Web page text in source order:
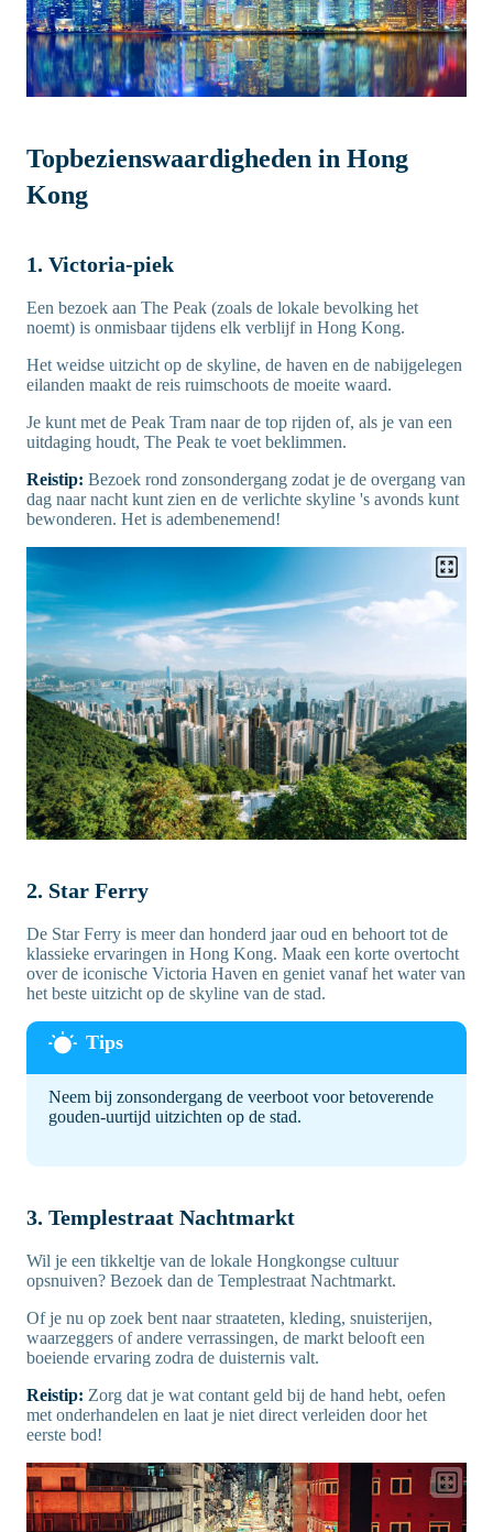
Topbezienswaardigheden in Hong
Kong
1. Victoria-piek
Een bezoek aan The Peak (zoals de lokale bevolking het
noemt) is onmisbaar tijdens elk verblijf in Hong Kong.
Het weidse uitzicht op de skyline, de haven en de nabijgelegen
eilanden maakt de reis ruimschoots de moeite waard.
Je kunt met de Peak Tram naar de top rijden of, als je van een
uitdaging houdt, The Peak te voet beklimmen.
Reistip: Bezoek rond zonsondergang zodat je de overgang van
dag naar nacht kunt zien en de verlichte skyline 's avonds kunt
bewonderen. Het is adembenemend!
2. Star Ferry
De Star Ferry is meer dan honderd jaar oud en behoort tot de
klassieke ervaringen in Hong Kong. Maak een korte overtocht
over de iconische Victoria Haven en geniet vanaf het water van
het beste uitzicht op de skyline van de stad.
Neem bij zonsondergang de veerboot voor betoverende
gouden-uurtijd uitzichten op de stad.
3. Templestraat Nachtmarkt
Wil je een tikkeltje van de lokale Hongkongse cultuur
opsnuiven? Bezoek dan de Templestraat Nachtmarkt.
Of je nu op zoek bent naar straateten, kleding, snuisterijen,
waarzeggers of andere verrassingen, de markt belooft een
boeiende ervaring zodra de duisternis valt.
Reistip: Zorg dat je wat contant geld bij de hand hebt, oefen
met onderhandelen en laat je niet direct verleiden door het
eerste bod!